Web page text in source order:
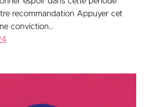
recommandation Appuyer cet
conviction…